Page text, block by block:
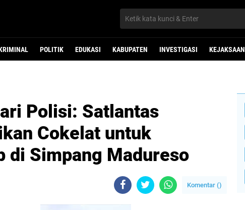
POLITIK EDUKASI KABUPATEN INVESTIGASI KEJAKSAAN
Polisi: Satlantas
Cokelat untuk
di Simpang Madureso
Komentar ()